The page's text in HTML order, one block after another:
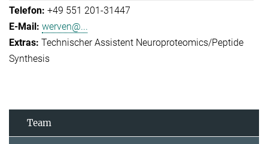
+49 551 201-31447
werven@...
Technischer Assistent Neuroproteomics/Peptide
Synthesis
Team